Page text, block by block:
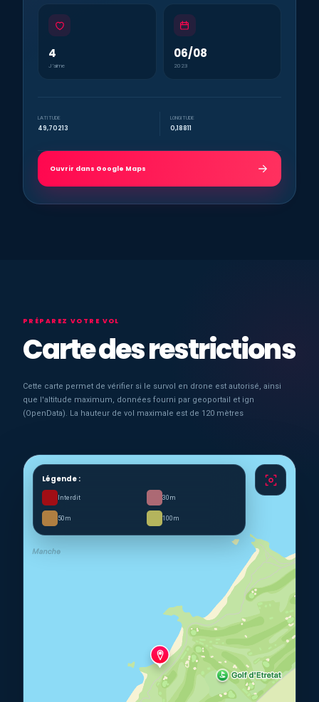
4
J’aime
06/08
2023
LATITUDE
49,70213
LONGITUDE
0,18811
Ouvrir dans Google Maps
PRÉPAREZ VOTRE VOL
Carte des restrictions
Cette carte permet de vérifier si le survol en drone est autorisé, ainsi
que l'altitude maximum, données fourni par geoportail et ign
(OpenData). La hauteur de vol maximale est de 120 mètres
Légende :
Interdit 30m
50m 100m